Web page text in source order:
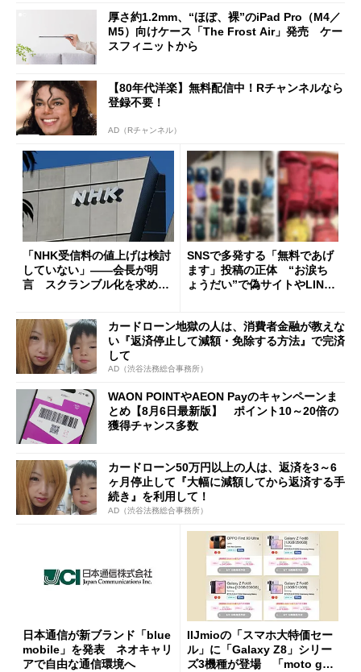
厚さ約1.2mm、“ほぼ、裸”のiPad Pro（M4／
M5）向けケース「The Frost Air」発売 ケー
スフィニットから
【80年代洋楽】無料配信中！Rチャンネルなら
登録不要！
AD（Rチャンネル）
「NHK受信料の値上げは検討
していない」――会長が明
言 スクランブル化を求める
SNSで多発する「無料であげ
ます」投稿の正体 “お涙ち
ょうだい”で偽サイトやLINE
カードローン地獄の人は、消費者金融が教えな
い『返済停止して減額・免除する方法』で完済
して
AD（渋谷法務総合事務所）
WAON POINTやAEON Payのキャンペーンま
とめ【8月6日最新版】 ポイント10～20倍の
獲得チャンス多数
カードローン50万円以上の人は、返済を3～6
ヶ月停止して『大幅に減額してから返済する手
続き』を利用して！
AD（渋谷法務総合事務所）
日本通信が新ブランド「blue
mobile」を発表 ネオキャリ
アで自由な通信環境へ
IIJmioの「スマホ大特価セー
ル」に「Galaxy Z8」シリー
ズ3機種が登場 「moto g37